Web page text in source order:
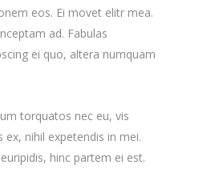
eos. Ei movet elitr mea.
ad. Fabulas
ei quo, altera numquam
torquatos nec eu, vis
ex, nihil expetendis in mei.
hinc partem ei est.